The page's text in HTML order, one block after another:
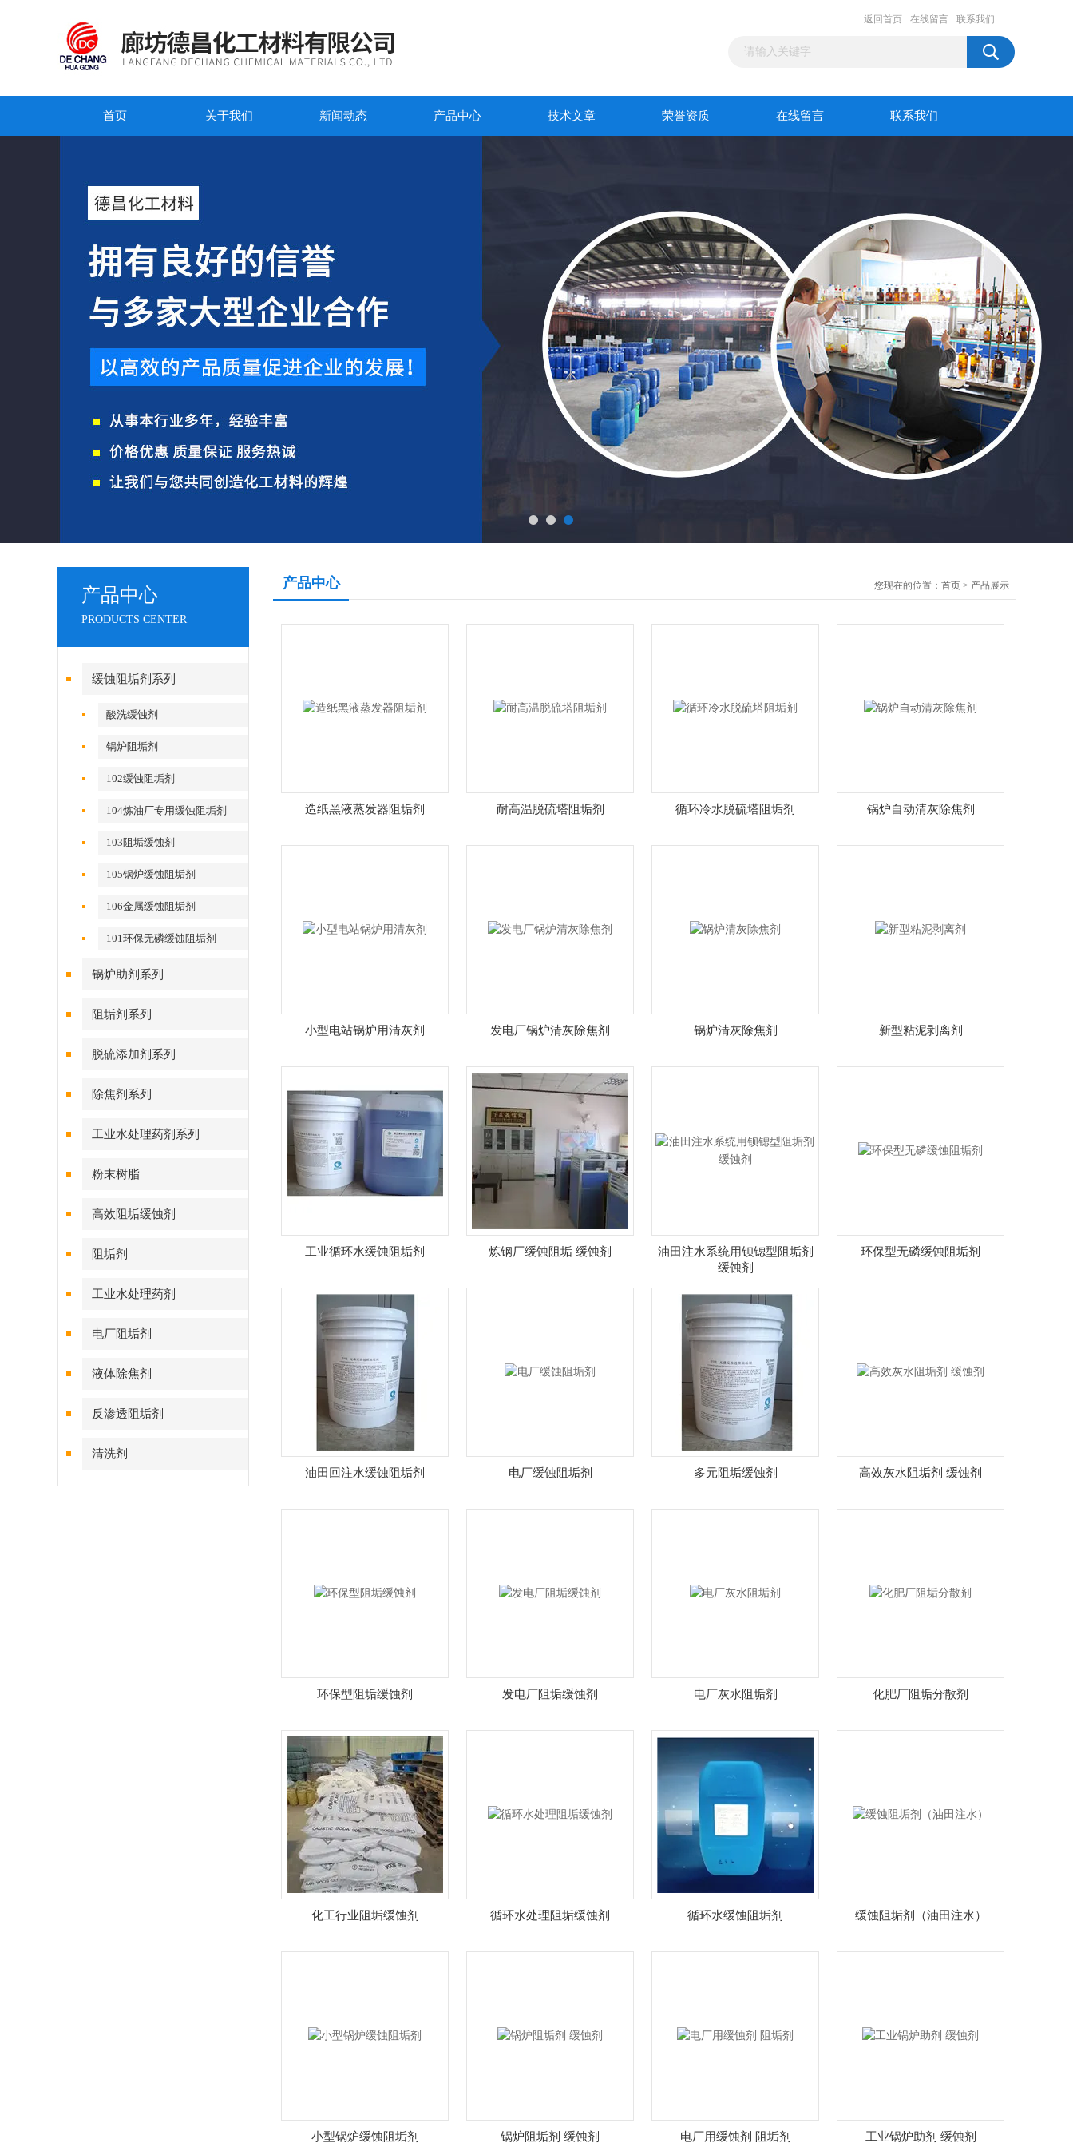
返回首页 在线留言 联系我们
首页 关于我们 新闻动态 产品中心 技术文章 荣誉资质 在线留言 联系我们
产品中心
PRODUCTS CENTER
缓蚀阻垢剂系列
酸洗缓蚀剂
锅炉阻垢剂
102缓蚀阻垢剂
104炼油厂专用缓蚀阻垢剂
103阻垢缓蚀剂
105锅炉缓蚀阻垢剂
106金属缓蚀阻垢剂
101环保无磷缓蚀阻垢剂
锅炉助剂系列
阻垢剂系列
脱硫添加剂系列
除焦剂系列
工业水处理药剂系列
粉末树脂
高效阻垢缓蚀剂
阻垢剂
工业水处理药剂
电厂阻垢剂
液体除焦剂
反渗透阻垢剂
清洗剂
产品中心 您现在的位置： 首页 > 产品展示
造纸黑液蒸发器阻垢剂 耐高温脱硫塔阻垢剂 循环冷水脱硫塔阻垢剂 锅炉自动清灰除焦剂
小型电站锅炉用清灰剂 发电厂锅炉清灰除焦剂 锅炉清灰除焦剂 新型粘泥剥离剂
工业循环水缓蚀阻垢剂 炼钢厂缓蚀阻垢 缓蚀剂
油田注水系统用钡锶型阻垢剂
缓蚀剂
环保型无磷缓蚀阻垢剂
油田回注水缓蚀阻垢剂 电厂缓蚀阻垢剂 多元阻垢缓蚀剂 高效灰水阻垢剂 缓蚀剂
环保型阻垢缓蚀剂 发电厂阻垢缓蚀剂 电厂灰水阻垢剂 化肥厂阻垢分散剂
化工行业阻垢缓蚀剂 循环水处理阻垢缓蚀剂 循环水缓蚀阻垢剂 缓蚀阻垢剂（油田注水）
小型锅炉缓蚀阻垢剂 锅炉阻垢剂 缓蚀剂 电厂用缓蚀剂 阻垢剂 工业锅炉助剂 缓蚀剂